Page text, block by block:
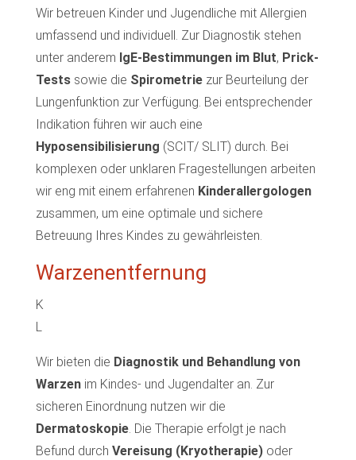
Wir betreuen Kinder und Jugendliche mit Allergien
umfassend und individuell. Zur Diagnostik stehen
unter anderem IgE-Bestimmungen im Blut, Prick-
Testssowie die Spirometriezur Beurteilung der
Lungenfunktion zur Verfügung. Bei entsprechender
Indikation führen wir auch eine
Hyposensibilisierung (SCIT/ SLIT) durch. Bei
komplexen oder unklaren Fragestellungen arbeiten
wir eng mit einem erfahrenen Kinderallergologen
zusammen, um eine optimale und sichere
Betreuung Ihres Kindes zu gewährleisten.
Warzenentfernung
K
L
Wir bieten die Diagnostik und Behandlung von
Warzenim Kindes- und Jugendalter an. Zur
sicheren Einordnung nutzen wir die
Dermatoskopie. Die Therapie erfolgt je nach
Befund durch Vereisung (Kryotherapie)oder